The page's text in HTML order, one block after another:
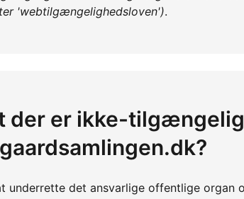
'webtilgængelighedsloven').
der er ikke-
underrette det ansvarlige offentlige organ